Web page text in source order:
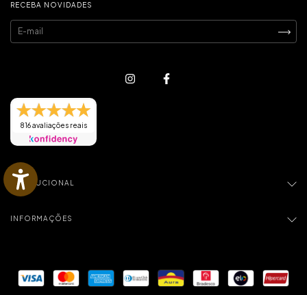
RECEBA NOVIDADES
816 avaliações reais
INSTITUCIONAL
INFORMAÇÕES